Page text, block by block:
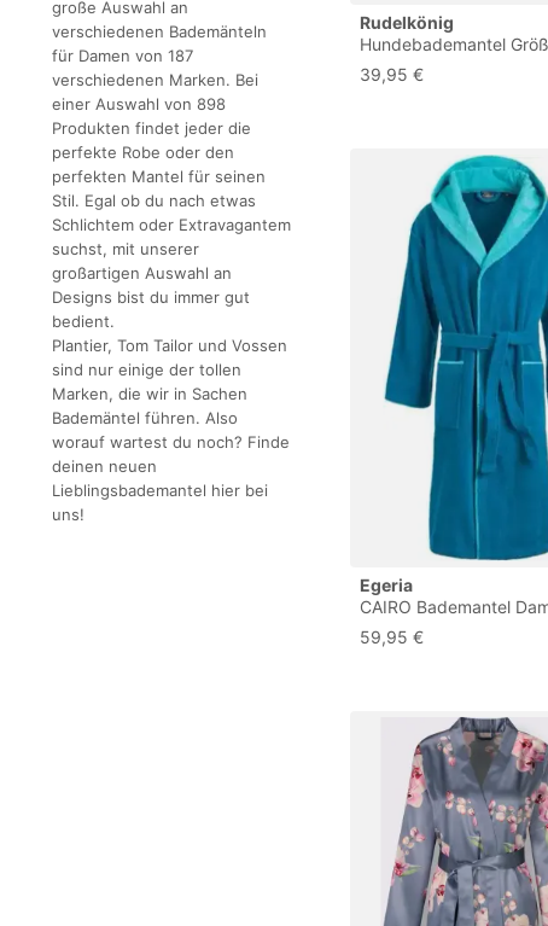
große Auswahl an
verschiedenen Bademänteln
für Damen von 187
verschiedenen Marken. Bei
einer Auswahl von 898
Produkten findet jeder die
perfekte Robe oder den
perfekten Mantel für seinen
Stil. Egal ob du nach etwas
Schlichtem oder Extravagantem
suchst, mit unserer
großartigen Auswahl an
Designs bist du immer gut
bedient.
Plantier, Tom Tailor und Vossen
sind nur einige der tollen
Marken, die wir in Sachen
Bademäntel führen. Also
worauf wartest du noch? Finde
deinen neuen
Lieblingsbademantel hier bei
uns!
Rudelkönig
Hundebademantel
Khaki Hund Bademantel
Baumwolle saugstark
39,95 €
Egeria
CAIRO Bademantel
Herren mit Kapuze &
Schalkragen,
Größe M
59,95 €